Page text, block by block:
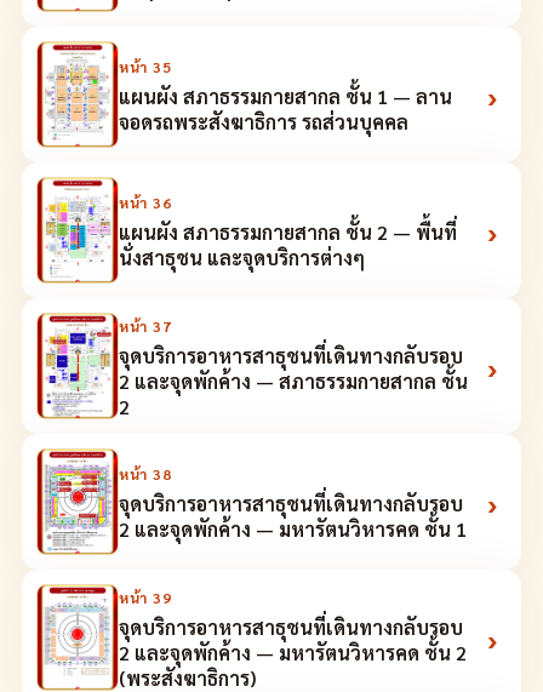
หน้า 35
แผนผัง สภาธรรมกายสากล ชั้น 1 — ลาน
จอดรถพระสังฆาธิการ รถส่วนบุคคล
›
หน้า 36
แผนผัง สภาธรรมกายสากล ชั้น 2 — พื้นที่
นั่งสาธุชน และจุดบริการต่างๆ
›
หน้า 37
จุดบริการอาหารสาธุชนที่เดินทางกลับรอบ
2 และจุดพักค้าง — สภาธรรมกายสากล ชั้น
2
›
หน้า 38
จุดบริการอาหารสาธุชนที่เดินทางกลับรอบ
2 และจุดพักค้าง — มหารัตนวิหารคด ชั้น 1
›
หน้า 39
จุดบริการอาหารสาธุชนที่เดินทางกลับรอบ
2 และจุดพักค้าง — มหารัตนวิหารคด ชั้น 2
(พระสังฆาธิการ)
›